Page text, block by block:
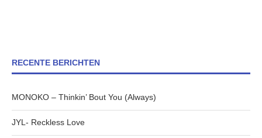
RECENTE BERICHTEN
MONOKO – Thinkin’ Bout You (Always)
JYL- Reckless Love